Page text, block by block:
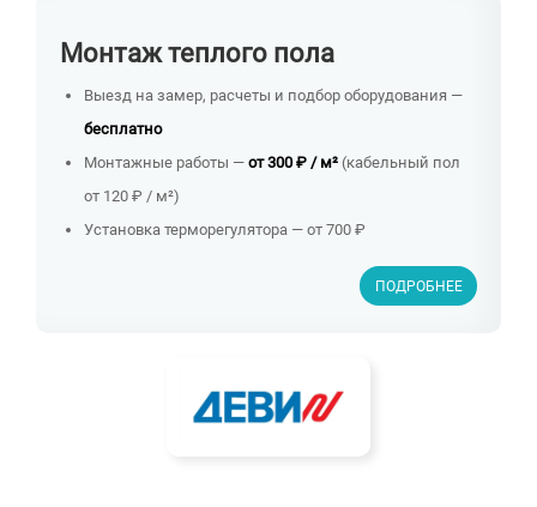
Монтаж теплого пола
Выезд на замер, расчеты и подбор оборудования —
бесплатно
Монтажные работы — от 300 ₽ / м² (кабельный пол
от 120 ₽ / м²)
Установка терморегулятора — от 700 ₽
ПОДРОБНЕЕ